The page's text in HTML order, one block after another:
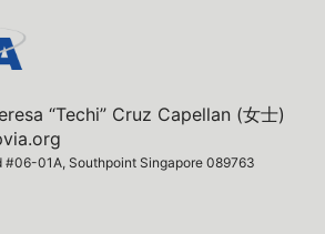
“Techi” Cruz Capellan (女士)
#06-01A, Southpoint Singapore 089763